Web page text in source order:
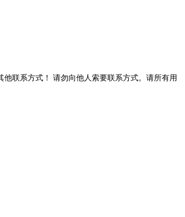
联系方式！
请勿向他人索要联系方式。请所有用